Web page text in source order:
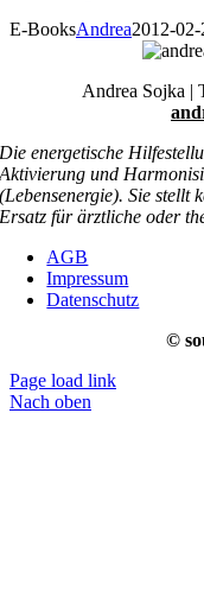
E-BooksAndrea2012-
Andrea Sojka |
Die energetische
Aktivierung und
(Lebensenergie). Sie stellt
Ersatz für ärztliche oder
AGB
Impressum
Datenschutz
©
Page load link
Nach oben